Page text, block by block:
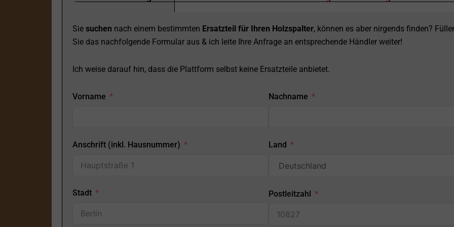
Sie suchen nach einem bestimmten Ersatzteil für Ihren Holzspalter, können es aber nirgends finden?
Sie das nachfolgende Formular aus & ich leite Ihre Anfrage an entsprechende Händler weiter!
Ich weise darauf hin, dass die Plattform selbst keine Ersatzteile anbietet.
Vorname Nachname
Anschrift (inkl. Hausnummer)
Stadt
Land
Postleitzahl